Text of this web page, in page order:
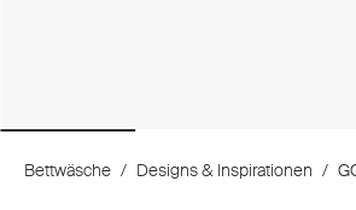
Bettwäsche / Designs & Inspirationen /